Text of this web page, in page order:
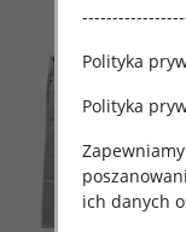
Polityka
Polityka
ich danych